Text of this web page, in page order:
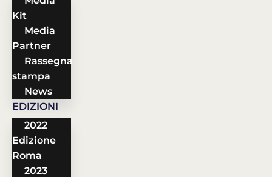
Kit
Media
Partner
Rassegna
stampa
News
EDIZIONI
2022
Edizione
Roma
2023